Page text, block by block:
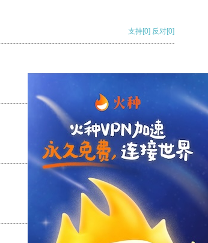
支持[0] 反对[0]
支持 [0] 反对[0]
支持[0] 反对